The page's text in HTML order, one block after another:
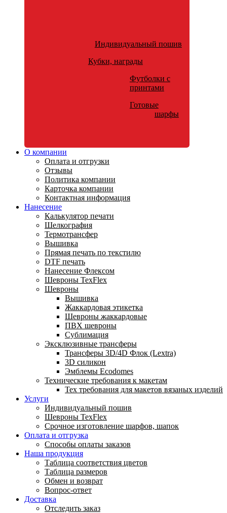
Индивидуальный пошив
Кубки, награды
Футболки с
принтами
Готовые
шарфы
О компании
Оплата и отгрузки
Отзывы
Политика компании
Карточка компании
Контактная информация
Нанесение
Калькулятор печати
Шелкография
Термотрансфер
Вышивка
Прямая печать по текстилю
DTF печать
Нанесение Флексом
Шевроны TexFlex
Шевроны
Вышивка
Жаккардовая этикетка
Шевроны жаккардовые
ПВХ шевроны
Сублимация
Эксклюзивные трансферы
Трансферы 3D/4D Флок (Lextra)
3D силикон
Эмблемы Ecodomes
Технические требования к макетам
Тех требования для макетов вязаных изделий
Услуги
Индивидуальный пошив
Шевроны TexFlex
Срочное изготовление шарфов, шапок
Оплата и отгрузка
Способы оплаты заказов
Наша продукция
Таблица соответствия цветов
Таблица размеров
Обмен и возврат
Вопрос-ответ
Доставка
Отследить заказ